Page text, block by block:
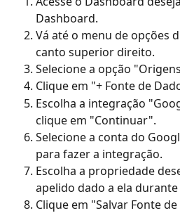
Dashboard.
Vá até o menu de opções
canto superior direito.
Selecione a opção
Clique em "+ Fonte de
Escolha a integração
clique em "Continuar".
Selecione a conta do
para fazer a integração.
Escolha a propriedade
apelido dado a ela
Clique em "Salvar Fonte